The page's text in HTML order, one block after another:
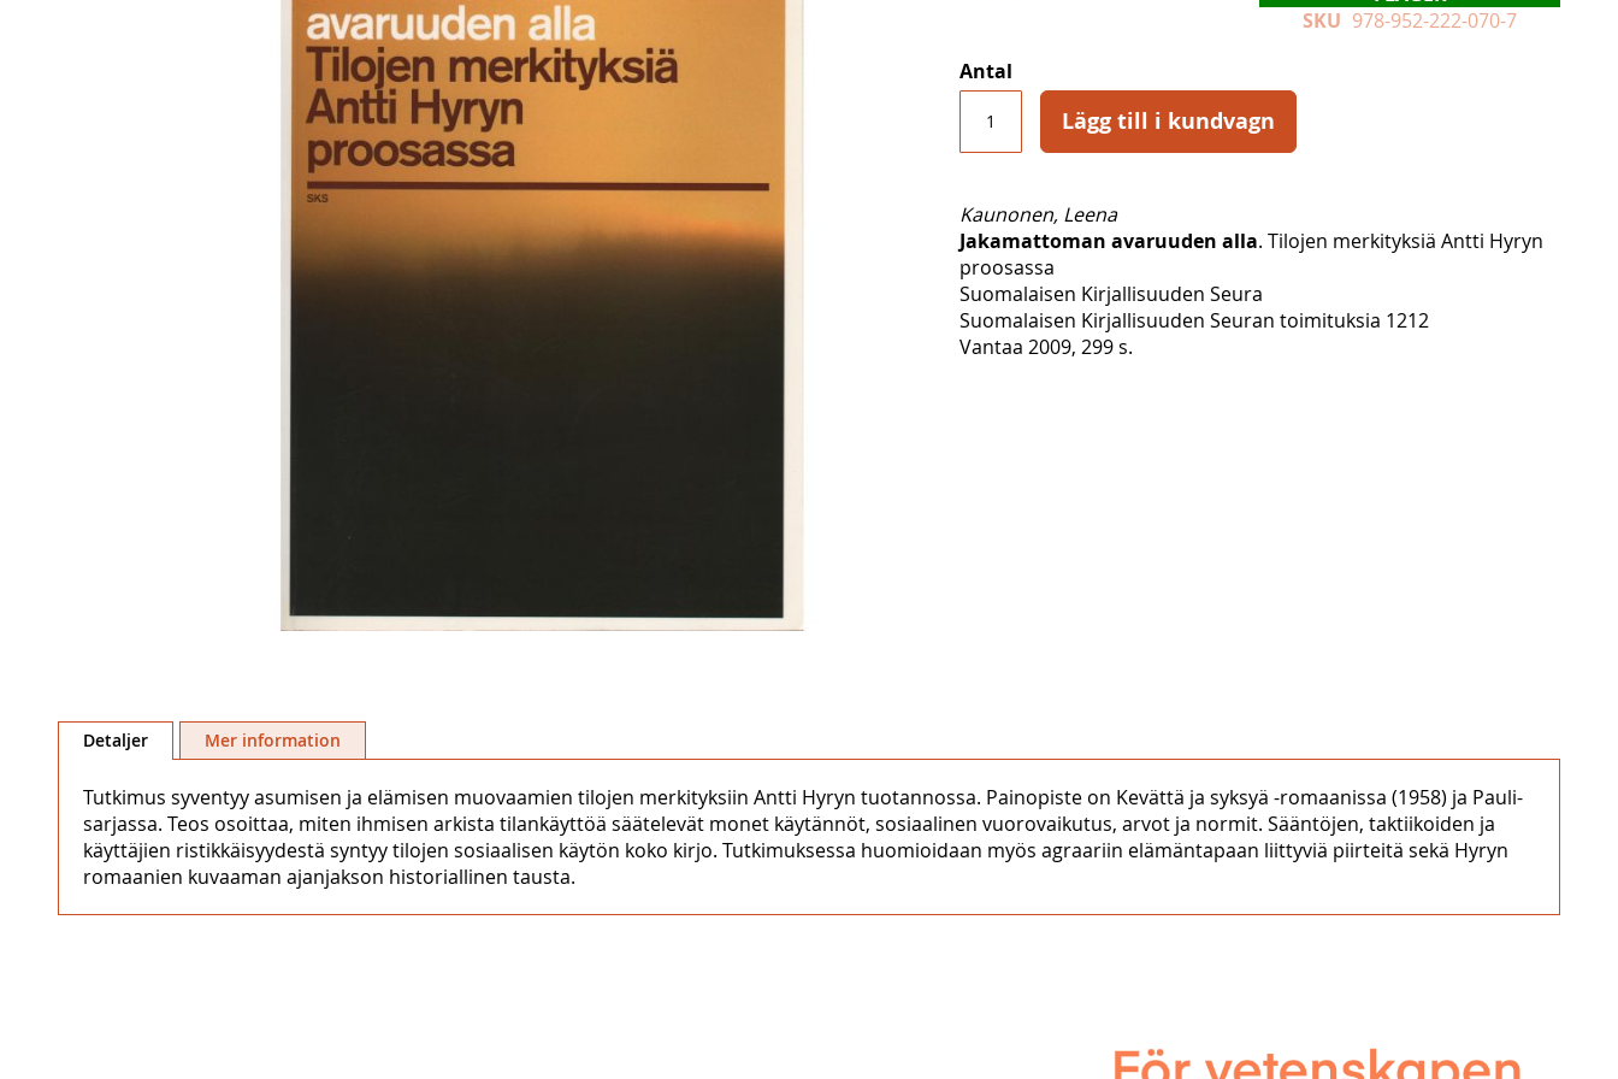
till
bildgalleriet
SKU 978-952-222-070-7
Antal
Lägg till i kundvagn
Kaunonen, Leena
Jakamattoman avaruuden alla. Tilojen merkityksiä Antti Hyryn
proosassa
Suomalaisen Kirjallisuuden Seura
Suomalaisen Kirjallisuuden Seuran toimituksia 1212
Vantaa 2009, 299 s.
Detaljer
Tutkimus syventyy asumisen ja elämisen muovaamien tilojen merkityksiin Antti Hyryn tuotannossa. Painopiste on Kevättä ja syksyä -romaanissa (1958) ja Pauli-
sarjassa. Teos osoittaa, miten ihmisen arkista tilankäyttöä säätelevät monet käytännöt, sosiaalinen vuorovaikutus, arvot ja normit. Sääntöjen, taktiikoiden ja
käyttäjien ristikkäisyydestä syntyy tilojen sosiaalisen käytön koko kirjo. Tutkimuksessa huomioidaan myös agraariin elämäntapaan liittyviä piirteitä sekä Hyryn
romaanien kuvaaman ajanjakson historiallinen tausta.
Mer information